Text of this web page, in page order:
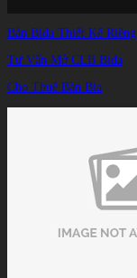
Bàn Bida Thiết Kế Riêng
Tư Vấn Mở CLB Bida
Cho Thuê Bàn Bia